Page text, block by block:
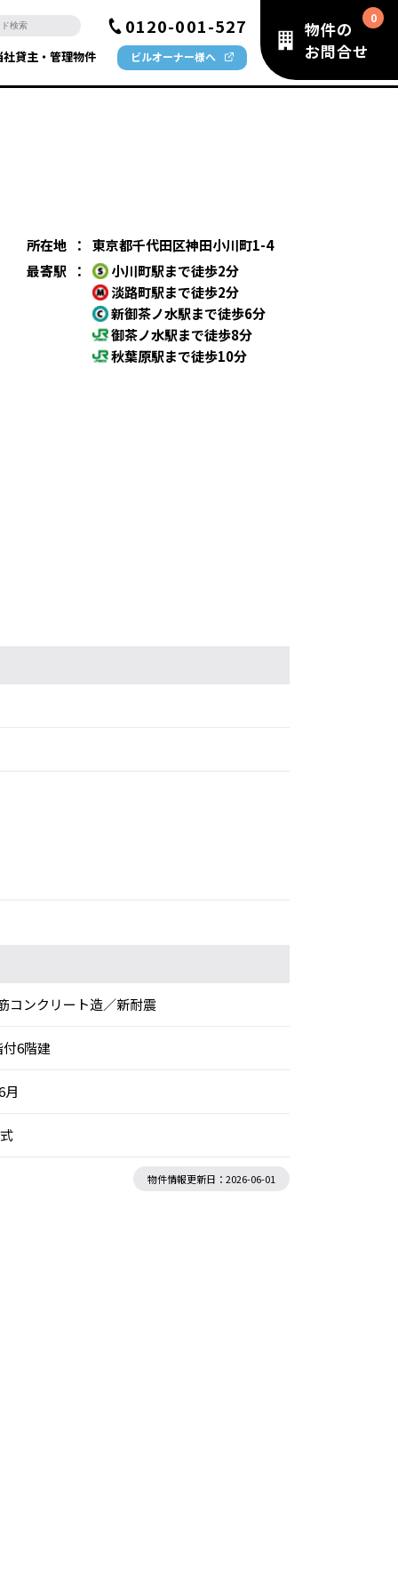
0120-001-527
社貸主・管理物件 ビルオーナー様へ
物件の
お問合せ
所在地 ：
東京都千代田区神田小川町1-4
最寄駅
：
小川町駅まで徒歩2分
淡路町駅まで徒歩2分
新御茶ノ水駅まで徒歩6分
御茶ノ水駅まで徒歩8分
秋葉原駅まで徒歩10分
コンクリート造／新耐震
6階建
月
物件情報更新日：2026-06-01